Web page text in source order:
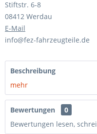
Stiftstr. 6-8
08412 Werdau
E-Mail
info@fez-fahrzeugteile.de
Beschreibung
mehr
Bewertungen
0
Bewertungen lesen,